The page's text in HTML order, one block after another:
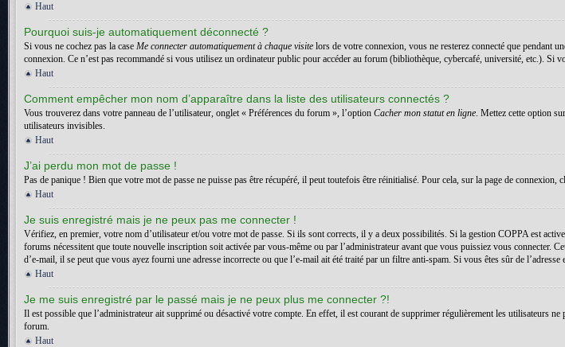
Haut
Pourquoi suis-je automatiquement déconnecté ?
Si vous ne cochez pas la case Me connecter automatiquement à chaque visite lors de votre connexion, vous ne resterez connecté que pendant
connexion. Ce n’est pas recommandé si vous utilisez un ordinateur public pour accéder au forum (bibliothèque, cybercafé, université, etc.). Si
Haut
Comment empêcher mon nom d’apparaître dans la liste des utilisateurs connectés ?
Vous trouverez dans votre panneau de l’utilisateur, onglet « Préférences du forum », l’option Cacher mon statut en ligne. Mettez cette option sur
utilisateurs invisibles.
Haut
J’ai perdu mon mot de passe !
Pas de panique ! Bien que votre mot de passe ne puisse pas être récupéré, il peut toutefois être réinitialisé. Pour cela, sur la page de connexion,
Haut
Je suis enregistré mais je ne peux pas me connecter !
Vérifiez, en premier, votre nom d’utilisateur et/ou votre mot de passe. Si ils sont corrects, il y a deux possibilités. Si la gestion COPPA est
forums nécessitent que toute nouvelle inscription soit activée par vous-même ou par l’administrateur avant que vous puissiez vous
d’e-mail, il se peut que vous ayez fourni une adresse incorrecte ou que l’e-mail ait été traité par un filtre anti-spam. Si vous êtes sûr de
Haut
Je me suis enregistré par le passé mais je ne peux plus me connecter ?!
Il est possible que l’administrateur ait supprimé ou désactivé votre compte. En effet, il est courant de supprimer régulièrement les utilisateurs
forum.
Haut